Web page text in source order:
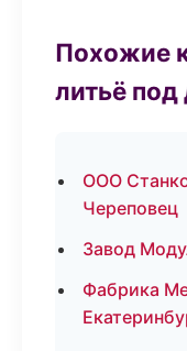
Похожие
литьё
ООО
Череповец
Завод
Фабрика